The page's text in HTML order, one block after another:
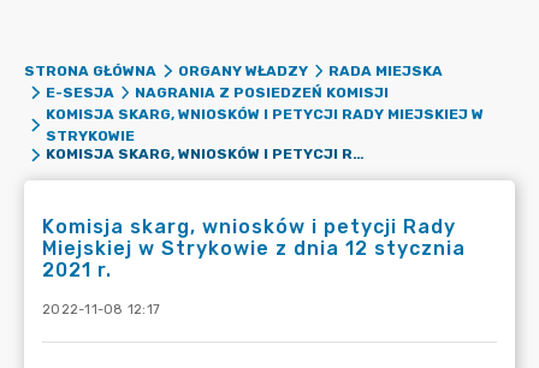
STRONA GŁÓWNA ORGANY WŁADZY
RADA MIEJSKA
E-SESJA
NAGRANIA Z POSIEDZEŃ KOMISJI
KOMISJA SKARG, WNIOSKÓW I PETYCJI RADY MIEJSKIEJ W
STRYKOWIE
KOMISJA SKARG, WNIOSKÓW I PETYCJI RADY MIEJSKIEJ W STRYKOWIE Z DNIA 12 STYCZNIA 2021 R.
Komisja skarg, wniosków i petycji Rady
Miejskiej w Strykowie z dnia 12 stycznia
2021 r.
2022-11-08 12:17